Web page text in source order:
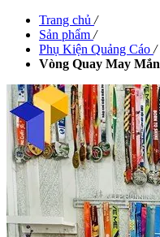
Trang chủ /
Sản phẩm /
Phụ Kiện Quảng Cáo /
Vòng Quay May Mắn